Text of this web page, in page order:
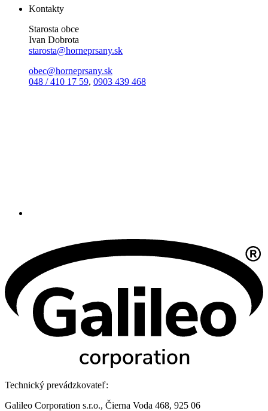
Kontakty
Starosta obce
Ivan Dobrota
starosta@horneprsany.sk
obec@horneprsany.sk
048 / 410 17 59, 0903 439 468
Technický prevádzkovateľ:
Galileo Corporation s.r.o., Čierna Voda 468, 925 06